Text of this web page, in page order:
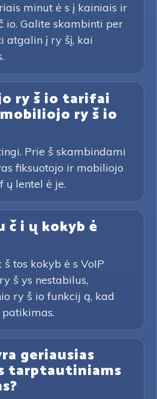
minut ė s į kainiais ir
io. Galite skambinti per
atgalin į ry šį, kai
ry š io tarifai
ry š io
Prie š skambindami
fiksuotojo ir mobiliojo
ų lentel ė je.
č i ų kokyb ė
tos kokyb ė s VoIP
š ys nestabilus,
ry š io funkcij ą, kad
geriausias
tarptautiniams